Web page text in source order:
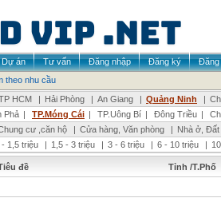
Dự án Tư vấn Đăng nhập Đăng ký
Đăng
theo nhu cầu
HCM | Hải Phòng | An Giang | Quảng Ninh |
Phả | TP.Móng Cái | TP.Uông Bí | Đông Triều |
cư ,căn hộ | Cửa hàng, Văn phòng | Nhà ở,
1,5 triệu | 1,5 - 3 triệu | 3 - 6 triệu | 6 - 10 triệu |
đề Tỉnh /T.Phố